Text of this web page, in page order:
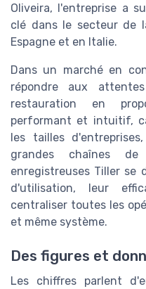
Oliveira, l'entreprise a
clé dans le secteur de
Espagne et en Italie.
Dans un marché en
répondre aux
restauration en
performant et intuitif,
les tailles
grandes chaînes de
enregistreuses Tiller se
d'utilisation, leur
centraliser toutes les
et même système.
Des figures et
Les chiffres parlent